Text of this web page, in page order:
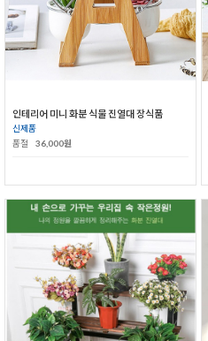
인테리어 미니 화분 식물 진열대 장식품
신제품
품절
36,000원